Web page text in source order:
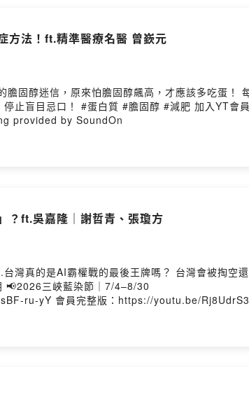
方法！ft.精準醫療名醫 曾嶔元
固醇迷信，原來怕膽固醇飆高，才應該多吃蛋！
質 #膽固醇 #減肥 加入YT會員專區觀看影片完整
--Hosting provided by SoundOn
？ft.吳嘉隆｜謝哲青、張瓊方
王牌嗎？ 台灣會被掏空還是迎來10萬點榮